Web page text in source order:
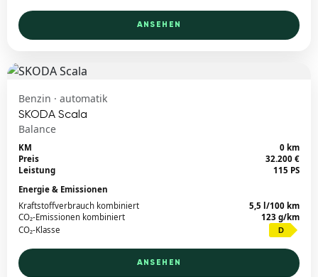
ANSEHEN
Benzin · automatik
SKODA Scala
Balance
KM
0 km
Preis
32.200 €
Leistung
115 PS
Energie & Emissionen
Kraftstoffverbrauch kombiniert
5,5 l/100 km
CO₂-Emissionen kombiniert
123 g/km
CO₂-Klasse
D
ANSEHEN